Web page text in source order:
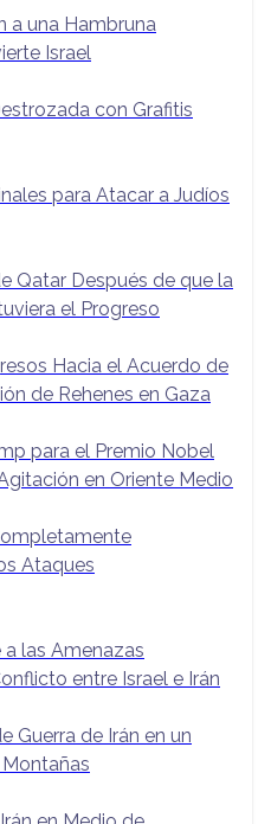
a una Hambruna
Israel
con Grafitis
para Atacar a Judíos
Qatar Después de que la
el Progreso
Hacia el Acuerdo de
de Rehenes en Gaza
para el Premio Nobel
en Oriente Medio
Ataques
las Amenazas
entre Israel e Irán
Guerra de Irán en un